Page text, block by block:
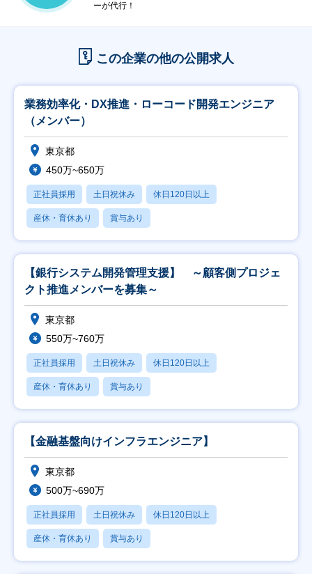
ーが代行！
この企業の他の公開求人
業務効率化・DX推進・ローコード開発エンジニア
（メンバー）
東京都
450万~650万
正社員採用 土日祝休み 休日120日以上
産休・育休あり 賞与あり
【銀行システム開発管理支援】 ～顧客側プロジェ
クト推進メンバーを募集～
東京都
550万~760万
正社員採用 土日祝休み 休日120日以上
産休・育休あり 賞与あり
【金融基盤向けインフラエンジニア】
東京都
500万~690万
正社員採用 土日祝休み 休日120日以上
産休・育休あり 賞与あり